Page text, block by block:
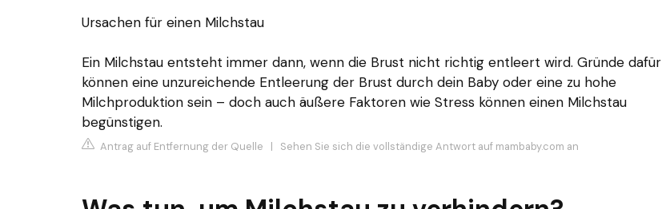
Ursachen für einen Milchstau
Ein Milchstau entsteht immer dann, wenn die Brust nicht richtig entleert wird. Gründe dafür
können eine unzureichende Entleerung der Brust durch dein Baby oder eine zu hohe
Milchproduktion sein – doch auch äußere Faktoren wie Stress können einen Milchstau
begünstigen.
Antrag auf Entfernung der Quelle | Sehen Sie sich die vollständige Antwort auf mambaby.com an